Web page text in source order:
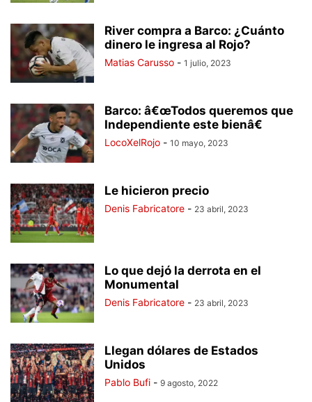
River compra a Barco: ¿Cuánto
dinero le ingresa al Rojo?
Matias Carusso - 1 julio, 2023
Barco: â€œTodos queremos que
Independiente este bienâ€
LocoXelRojo - 10 mayo, 2023
Le hicieron precio
Denis Fabricatore - 23 abril, 2023
Lo que dejó la derrota en el
Monumental
Denis Fabricatore - 23 abril, 2023
Llegan dólares de Estados
Unidos
Pablo Bufi - 9 agosto, 2022